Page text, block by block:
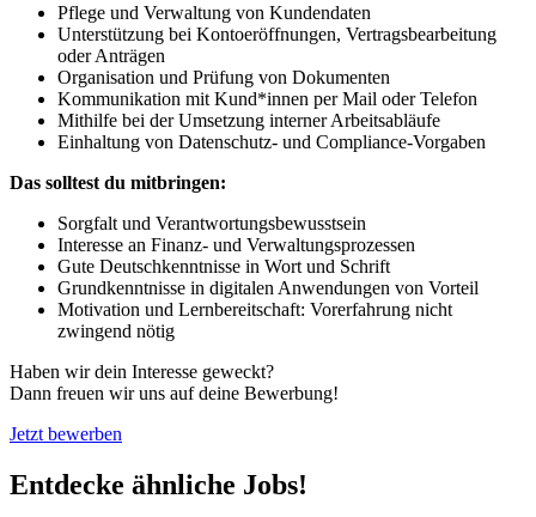
Pflege und Verwaltung von Kundendaten
Unterstützung bei Kontoeröffnungen, Vertragsbearbeitung
oder Anträgen
Organisation und Prüfung von Dokumenten
Kommunikation mit Kund*innen per Mail oder Telefon
Mithilfe bei der Umsetzung interner Arbeitsabläufe
Einhaltung von Datenschutz- und Compliance-Vorgaben
Das solltest du mitbringen:
Sorgfalt und Verantwortungsbewusstsein
Interesse an Finanz- und Verwaltungsprozessen
Gute Deutschkenntnisse in Wort und Schrift
Grundkenntnisse in digitalen Anwendungen von Vorteil
Motivation und Lernbereitschaft: Vorerfahrung nicht
zwingend nötig
Haben wir dein Interesse geweckt?
Dann freuen wir uns auf deine Bewerbung!
Jetzt bewerben
Entdecke ähnliche Jobs!